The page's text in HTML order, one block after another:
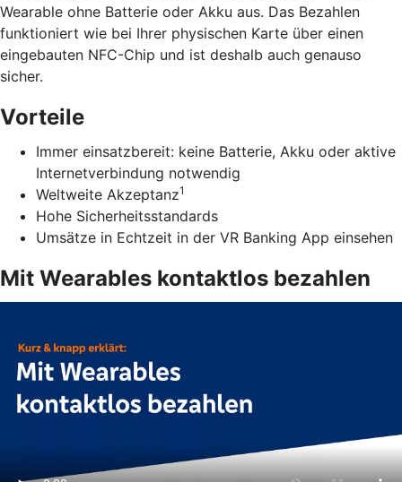
Wearable ohne Batterie oder Akku aus. Das Bezahlen
funktioniert wie bei Ihrer physischen Karte über einen
eingebauten NFC-Chip und ist deshalb auch genauso
sicher.
Vorteile
Immer einsatzbereit: keine Batterie, Akku oder aktive
Internetverbindung notwendig
Weltweite Akzeptanz1
Hohe Sicherheitsstandards
Umsätze in Echtzeit in der VR Banking App einsehen
Mit Wearables kontaktlos bezahlen